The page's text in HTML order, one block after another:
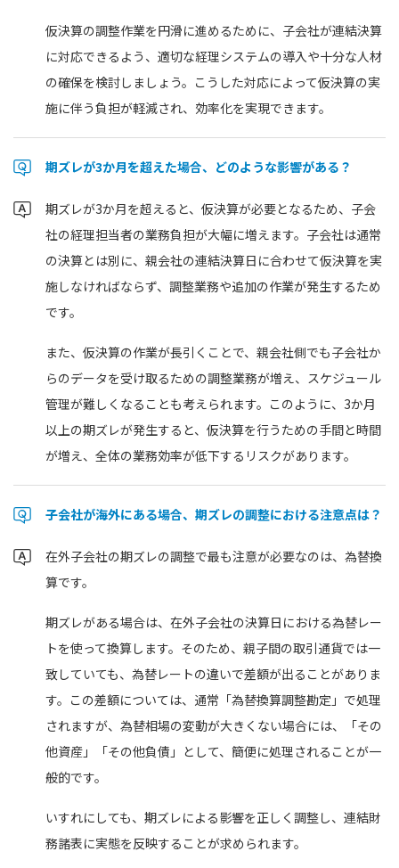
仮決算の調整作業を円滑に進めるために、子会社が連結決算
に対応できるよう、適切な経理システムの導入や十分な人材
の確保を検討しましょう。こうした対応によって仮決算の実
施に伴う負担が軽減され、効率化を実現できます。
期ズレが3か月を超えた場合、どのような影響がある？
期ズレが3か月を超えると、仮決算が必要となるため、子会
社の経理担当者の業務負担が大幅に増えます。子会社は通常
の決算とは別に、親会社の連結決算日に合わせて仮決算を実
施しなければならず、調整業務や追加の作業が発生するため
です。
また、仮決算の作業が長引くことで、親会社側でも子会社か
らのデータを受け取るための調整業務が増え、スケジュール
管理が難しくなることも考えられます。このように、3か月
以上の期ズレが発生すると、仮決算を行うための手間と時間
が増え、全体の業務効率が低下するリスクがあります。
子会社が海外にある場合、期ズレの調整における注意点は？
在外子会社の期ズレの調整で最も注意が必要なのは、為替換
算です。
期ズレがある場合は、在外子会社の決算日における為替レー
トを使って換算します。そのため、親子間の取引通貨では一
致していても、為替レートの違いで差額が出ることがありま
す。この差額については、通常「為替換算調整勘定」で処理
されますが、為替相場の変動が大きくない場合には、「その
他資産」「その他負債」として、簡便に処理されることが一
般的です。
いすれにしても、期ズレによる影響を正しく調整し、連結財
務諸表に実態を反映することが求められます。